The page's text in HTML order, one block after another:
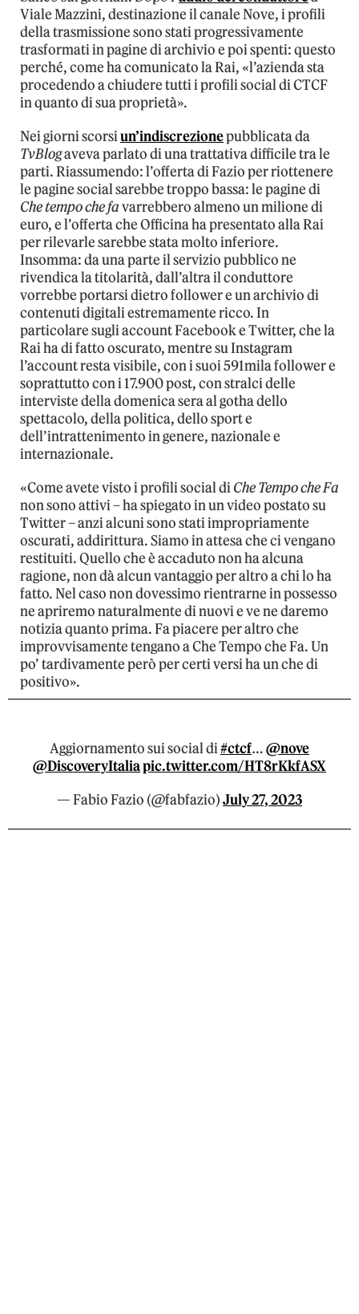
Viale Mazzini, destinazione il canale Nove, i profili
della trasmissione sono stati progressivamente
trasformati in pagine di archivio e poi spenti: questo
perché, come ha comunicato la Rai, «l’azienda sta
procedendo a chiudere tutti i profili social di CTCF
in quanto di sua proprietà».
Nei giorni scorsiun’indiscrezionepubblicata da
TvBlogaveva parlato di una trattativa difficile tra le
parti. Riassumendo: l’offerta di Fazio per riottenere
le pagine social sarebbe troppo bassa: le pagine di
Che tempo che favarrebbero almeno un milione di
euro, e l’offerta che Officina ha presentato alla Rai
per rilevarle sarebbe stata molto inferiore.
Insomma: da una parte il servizio pubblico ne
rivendica la titolarità, dall’altra il conduttore
vorrebbe portarsi dietro follower e un archivio di
contenuti digitali estremamente ricco. In
particolare sugli account Facebook e Twitter, che la
Rai ha di fatto oscurato, mentre su Instagram
l’account resta visibile, con i suoi 591mila follower e
soprattutto con i 17.900 post, con stralci delle
interviste della domenica sera al gotha dello
spettacolo, della politica, dello sport e
dell’intrattenimento in genere, nazionale e
internazionale.
«Come avete visto i profili social diChe Tempo che Fa
non sono attivi – ha spiegato in un video postato su
Twitter – anzi alcuni sono stati impropriamente
oscurati, addirittura. Siamo in attesa che ci vengano
restituiti. Quello che è accaduto non ha alcuna
ragione, non dà alcun vantaggio per altro a chi lo ha
fatto. Nel caso non dovessimo rientrarne in possesso
ne apriremo naturalmente di nuovi e ve ne daremo
notizia quanto prima. Fa piacere per altro che
improvvisamente tengano a Che Tempo che Fa. Un
po’ tardivamente però per certi versi ha un che di
positivo».
Aggiornamento sui social di#ctcf…@nove
@DiscoveryItaliapic.twitter.com/HT8rKkfASX
— Fabio Fazio (@fabfazio)July 27, 2023